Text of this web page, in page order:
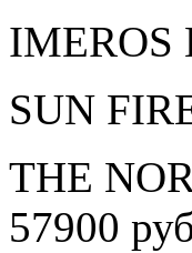
IMEROS
SUN
THE
57900